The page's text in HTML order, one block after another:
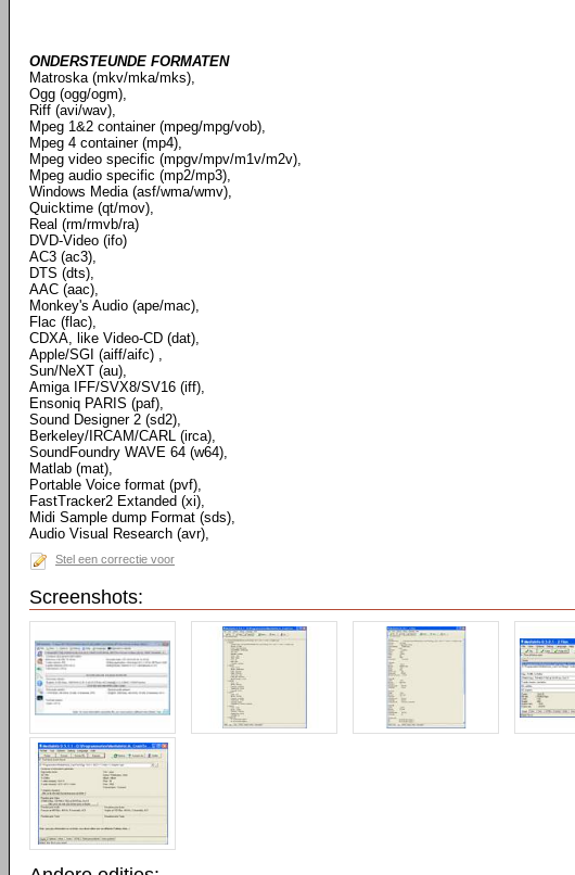
ONDERSTEUNDE FORMATEN
Matroska (mkv/mka/mks),
Ogg (ogg/ogm),
Riff (avi/wav),
Mpeg 1&2 container (mpeg/mpg/vob),
Mpeg 4 container (mp4),
Mpeg video specific (mpgv/mpv/m1v/m2v),
Mpeg audio specific (mp2/mp3),
Windows Media (asf/wma/wmv),
Quicktime (qt/mov),
Real (rm/rmvb/ra)
DVD-Video (ifo)
AC3 (ac3),
DTS (dts),
AAC (aac),
Monkey's Audio (ape/mac),
Flac (flac),
CDXA, like Video-CD (dat),
Apple/SGI (aiff/aifc) ,
Sun/NeXT (au),
Amiga IFF/SVX8/SV16 (iff),
Ensoniq PARIS (paf),
Sound Designer 2 (sd2),
Berkeley/IRCAM/CARL (irca),
SoundFoundry WAVE 64 (w64),
Matlab (mat),
Portable Voice format (pvf),
FastTracker2 Extanded (xi),
Midi Sample dump Format (sds),
Audio Visual Research (avr),
Stel een correctie voor
Screenshots: